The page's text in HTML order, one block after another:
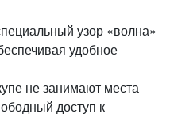
узор «волна»
удобное
не занимают места
доступ к